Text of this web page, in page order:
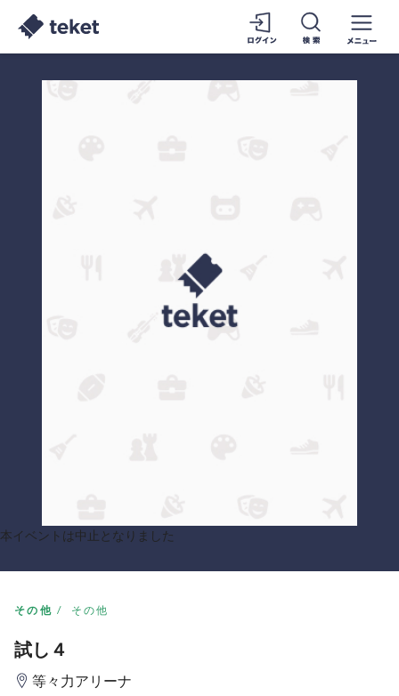
本イベントは中止となりました
その他 その他
試し４
等々力アリーナ